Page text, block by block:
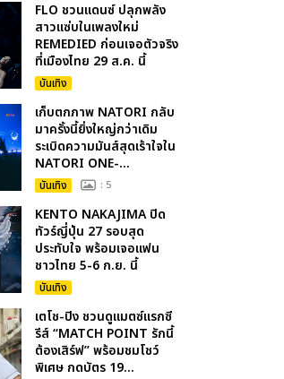
FLO ชวนแดนซ์ ปลุกพลัง
สาวแซ่บในเพลงใหม่
REMEDIED ก่อนเจอตัวจริง
ที่เมืองไทย 29 ส.ค. นี้
บันเทิง
เก็บตกภาพ NATORI กลับ
มาครั้งนี้ยิ่งใหญ่กว่าเดิม
ระเบิดความมันส์สุดเร้าใจใน
NATORI ONE-...
บันเทิง : 5
KENTO NAKAJIMA ปิด
ทัวร์ญี่ปุ่น 27 รอบสุด
ประทับใจ พร้อมเจอแฟน
ชาวไทย 5-6 ก.ย. นี้
บันเทิง
เตโช-ปิง ชวนดูแมตซ์แรกซี
รีส์ “MATCH POINT รักนี้
ต้องเสิร์ฟ” พร้อมชมโชว์
พิเศษ กดบัตร 19...